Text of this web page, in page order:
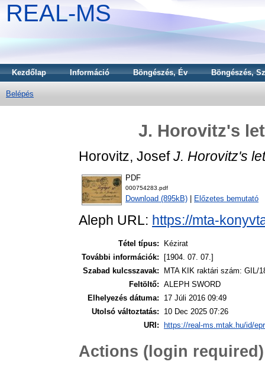
REAL-MS
Kezdőlap Információ Böngészés, Év Böngészés,
Belépés
J. Horovitz's
Horovitz, Josef J. Horovitz's
PDF
000754283.pdf
Download (895kB) Előzetes bemutató
Aleph URL: https://mta-
Tétel típus:
Kézirat
További információk:
[1904. 07. 07.]
Szabad kulcsszavak:
MTA KIK raktári szám: GIL/
Feltöltő: ALEPH SWORD
Elhelyezés dátuma:
17 Júli 2016 09:49
Utolsó változtatás:
10 Dec 2025 07:26
URI:
https://real-ms.mtak.hu/id/
Actions (login required)